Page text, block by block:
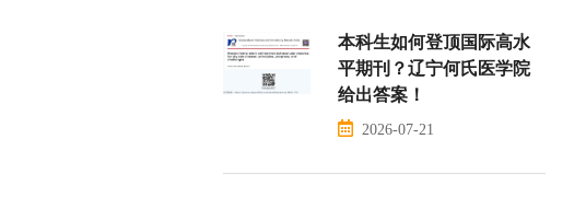
本科生如何登顶国际高水
平期刊？辽宁何氏医学院
给出答案！
2026-07-21